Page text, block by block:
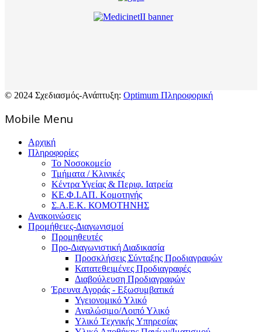
© 2024 Σχεδιασμός-Ανάπτυξη: Optimum Πληροφορική
Mοbile Menu
Αρχική
Πληροφορίες
Το Νοσοκομείο
Τμήματα / Κλινικές
Κέντρα Υγείας & Περιφ. Ιατρεία
ΚΕ.Φ.Ι.ΑΠ. Κομοτηνής
Σ.Α.Ε.Κ. ΚΟΜΟΤΗΝΗΣ
Ανακοινώσεις
Προμήθειες-Διαγωνισμοί
Προμηθευτές
Προ-Διαγωνιστική Διαδικασία
Προσκλήσεις Σύνταξης Προδιαγραφών
Κατατεθειμένες Προδιαγραφές
Διαβούλευση Προδιαγραφών
Έρευνα Αγοράς - Εξωσυμβατικά
Υγειονομικό Υλικό
Αναλώσιμο/Λοιπό Υλικό
Υλικό Tεχνικής Yπηρεσίας